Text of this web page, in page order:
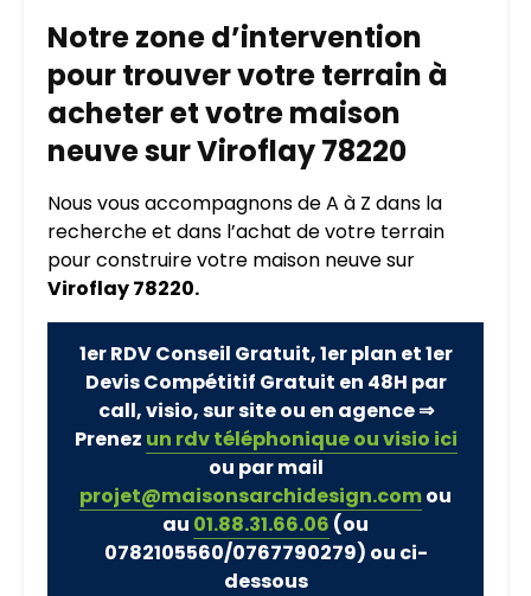
Notre zone d’intervention
pour trouver votre terrain à
acheter et votre maison
neuve sur Viroflay 78220
Nous vous accompagnons de A à Z dans la
recherche et dans l’achat de votre terrain
pour construire votre maison neuve sur
Viroflay 78220.
1er RDV Conseil Gratuit, 1er plan et 1er
Devis Compétitif Gratuit en 48H par
call, visio, sur site ou en agence ⇒
Prenez un rdv téléphonique ou visio ici
ou par mail
projet@maisonsarchidesign.comou
au 01.88.31.66.06 (ou
0782105560/0767790279) ou ci-
dessous